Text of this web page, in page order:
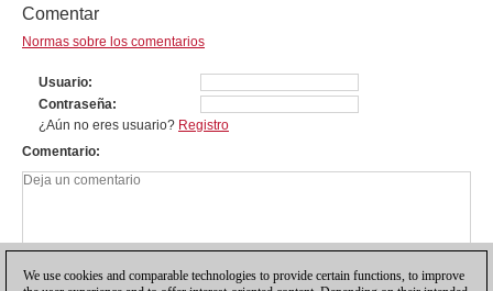
Comentar
Normas sobre los comentarios
Usuario
Contraseña
¿Aún no eres usuario? Registro
Comentario
We use cookies and comparable technologies to provide certain functions, to improve